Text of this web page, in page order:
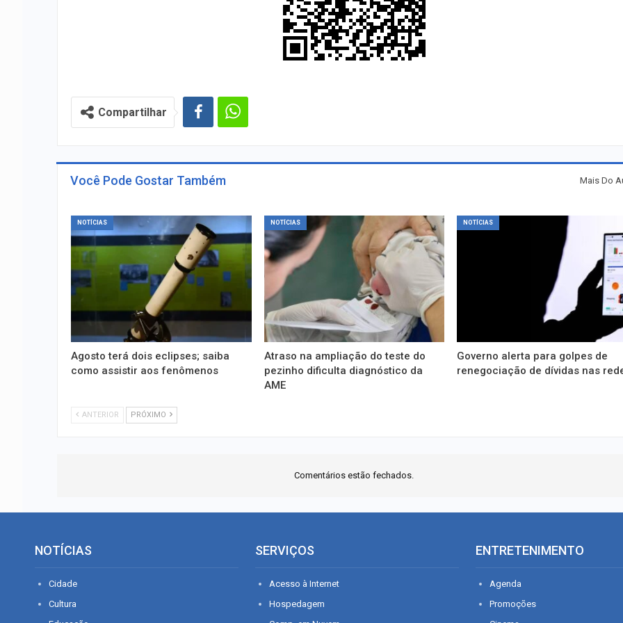
Compartilhar
Você Pode Gostar Também Mais Do
NOTÍCIAS
Agosto terá dois eclipses; saiba
como assistir aos fenômenos
NOTÍCIAS
Atraso na ampliação do teste do
pezinho dificulta diagnóstico da
AME
NOTÍCIAS
Governo alerta para golpes de
renegociação de dívidas nas
ANTERIOR PRÓXIMO
Comentários estão fechados.
NOTÍCIAS
Cidade
Cultura
SERVIÇOS
Acesso à Internet
Hospedagem
ENTRETENIMENTO
Agenda
Promoções